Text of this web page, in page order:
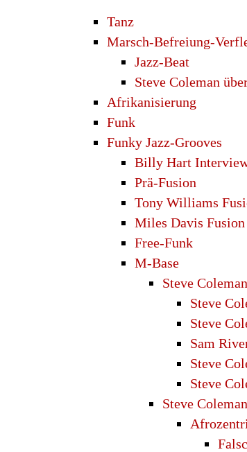
Tanz
Marsch-Befreiung-
Jazz-Beat
Steve Coleman
Afrikanisierung
Funk
Funky Jazz-Grooves
Billy Hart
Prä-Fusion
Tony Williams
Miles Davis Fusion
Free-Funk
M-Base
Steve
Steve
Steve
Sam
Steve
Steve
Steve